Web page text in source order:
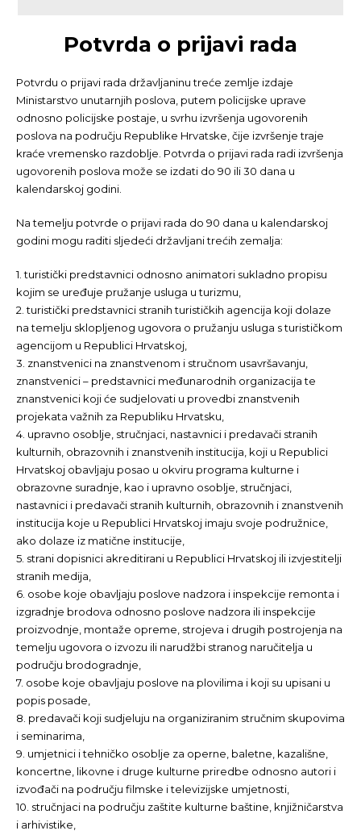
Potvrda o prijavi rada
Potvrdu o prijavi rada državljaninu treće zemlje izdaje
Ministarstvo unutarnjih poslova, putem policijske uprave
odnosno policijske postaje, u svrhu izvršenja ugovorenih
poslova na području Republike Hrvatske, čije izvršenje traje
kraće vremensko razdoblje. Potvrda o prijavi rada radi izvršenja
ugovorenih poslova može se izdati do 90 ili 30 dana u
kalendarskoj godini.
Na temelju potvrde o prijavi rada do 90 dana u kalendarskoj
godini mogu raditi sljedeći državljani trećih zemalja:
1. turistički predstavnici odnosno animatori sukladno propisu
kojim se uređuje pružanje usluga u turizmu,
2. turistički predstavnici stranih turističkih agencija koji dolaze
na temelju sklopljenog ugovora o pružanju usluga s turističkom
agencijom u Republici Hrvatskoj,
3. znanstvenici na znanstvenom i stručnom usavršavanju,
znanstvenici – predstavnici međunarodnih organizacija te
znanstvenici koji će sudjelovati u provedbi znanstvenih
projekata važnih za Republiku Hrvatsku,
4. upravno osoblje, stručnjaci, nastavnici i predavači stranih
kulturnih, obrazovnih i znanstvenih institucija, koji u Republici
Hrvatskoj obavljaju posao u okviru programa kulturne i
obrazovne suradnje, kao i upravno osoblje, stručnjaci,
nastavnici i predavači stranih kulturnih, obrazovnih i znanstvenih
institucija koje u Republici Hrvatskoj imaju svoje podružnice,
ako dolaze iz matične institucije,
5. strani dopisnici akreditirani u Republici Hrvatskoj ili izvjestitelji
stranih medija,
6. osobe koje obavljaju poslove nadzora i inspekcije remonta i
izgradnje brodova odnosno poslove nadzora ili inspekcije
proizvodnje, montaže opreme, strojeva i drugih postrojenja na
temelju ugovora o izvozu ili narudžbi stranog naručitelja u
području brodogradnje,
7. osobe koje obavljaju poslove na plovilima i koji su upisani u
popis posade,
8. predavači koji sudjeluju na organiziranim stručnim skupovima
i seminarima,
9. umjetnici i tehničko osoblje za operne, baletne, kazališne,
koncertne, likovne i druge kulturne priredbe odnosno autori i
izvođači na području filmske i televizijske umjetnosti,
10. stručnjaci na području zaštite kulturne baštine, knjižničarstva
i arhivistike,